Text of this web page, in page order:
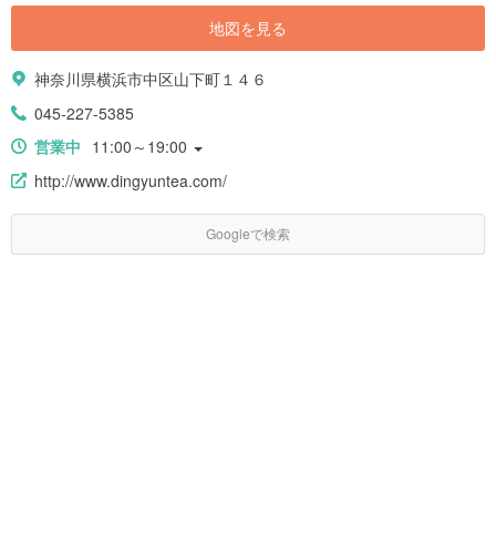
どの観光スポットが点在しているので1日中飽きることなく楽しむことがで
きます。 今回は、そんな中華街の楽しみ方を紹介していきます。 # 横浜中
華街のおすすめ動画 [youtube:id:2osHtyC5duY]
地図を見る
神奈川県横浜市中区山下町１４６
045-227-5385
営業中 11:00～19:00
http://www.dingyuntea.com/
Googleで検索